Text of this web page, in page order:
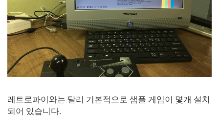
레트로파이와는 달리 기본적으로 샘플 게임이 몇개 설치
되어 있습니다.